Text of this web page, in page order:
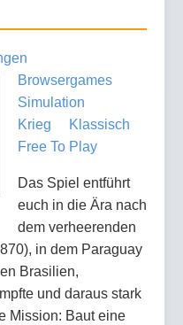
Browsergames
Simulation
Krieg
Klassisch
Free To Play
Das Spiel entführt
euch in die Ära nach
dem verheerenden
in dem Paraguay
Brasilien,
und daraus stark
Mission: Baut eine